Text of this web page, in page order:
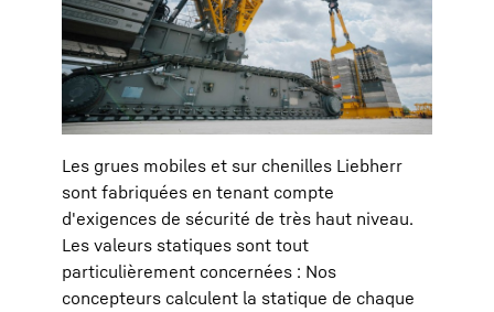
Les grues mobiles et sur chenilles Liebherr
sont fabriquées en tenant compte
d'exigences de sécurité de très haut niveau.
Les valeurs statiques sont tout
particulièrement concernées : Nos
concepteurs calculent la statique de chaque